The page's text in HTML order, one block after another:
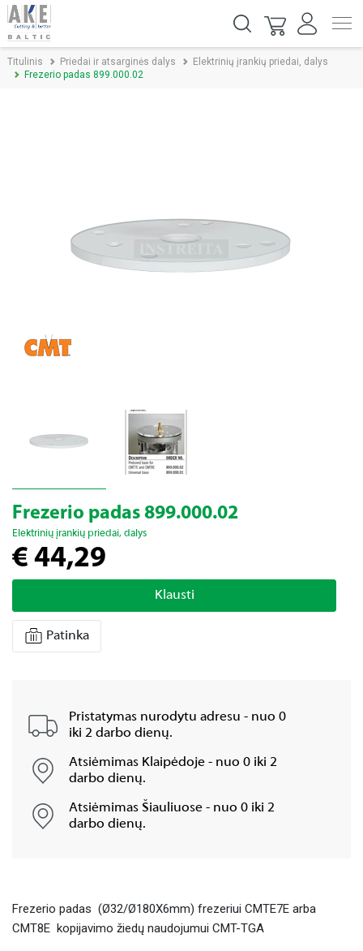
Titulinis Priedai ir atsarginės dalys
Elektrinių įrankių priedai, dalys
Frezerio padas 899.000.02
Frezerio padas 899.000.02
Elektrinių įrankių priedai, dalys
€ 44,29
Klausti
Patinka
Pristatymas nurodytu adresu - nuo 0
iki 2 darbo dienų.
Atsiėmimas Klaipėdoje - nuo 0 iki 2
darbo dienų.
Atsiėmimas Šiauliuose - nuo 0 iki 2
darbo dienų.
Frezerio padas (Ø32/Ø180X6mm) frezeriui CMTE7E arba
CMT8E kopijavimo žiedų naudojumui CMT-TGA